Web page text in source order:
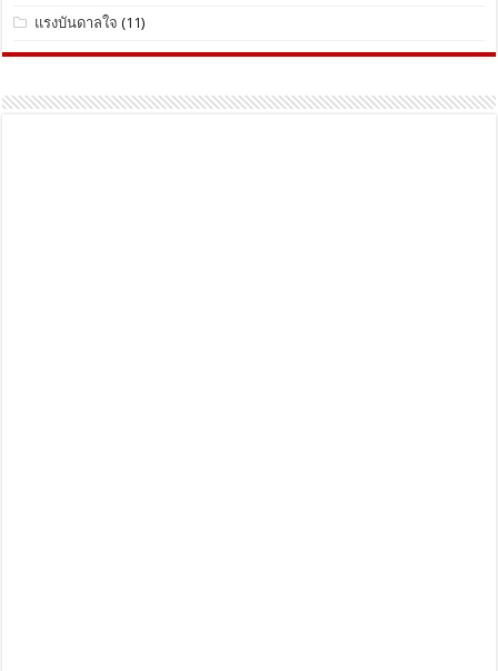
แรงบันดาลใจ (11)